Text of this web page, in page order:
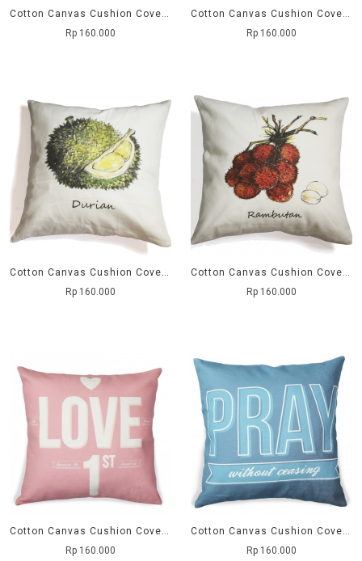
Cotton Canvas Cushion Cover Delima
Rp 160.000
Cotton Canvas Cushion Cover Pisang Mas
Rp 160.000
Cotton Canvas Cushion Cover Durian
Rp 160.000
Cotton Canvas Cushion Cover Rambutan
Rp 160.000
Cotton Canvas Cushion Cover Love
Rp 160.000
Cotton Canvas Cushion Cover Pray
Rp 160.000